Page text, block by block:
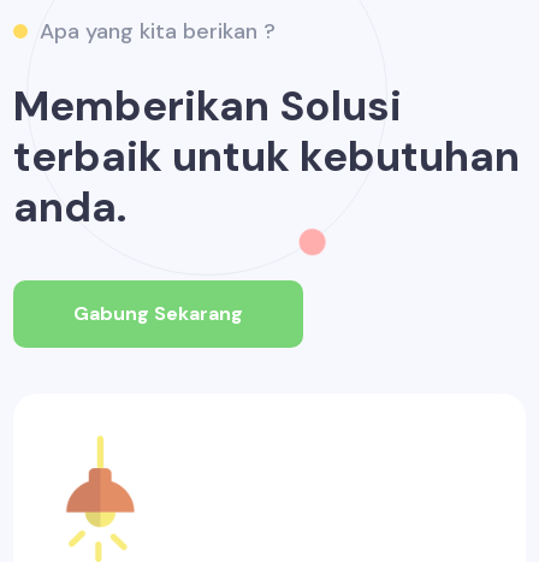
Apa yang kita berikan ?
Memberikan Solusi
terbaik untuk kebutuhan
anda.
Gabung Sekarang